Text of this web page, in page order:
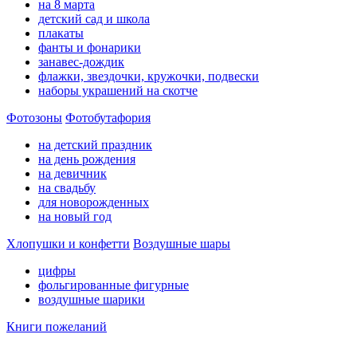
на 8 марта
детский сад и школа
плакаты
фанты и фонарики
занавес-дождик
флажки, звездочки, кружочки, подвески
наборы украшений на скотче
Фотозоны Фотобутафория
на детский праздник
на день рождения
на девичник
на свадьбу
для новорожденных
на новый год
Хлопушки и конфетти Воздушные шары
цифры
фольгированные фигурные
воздушные шарики
Книги пожеланий